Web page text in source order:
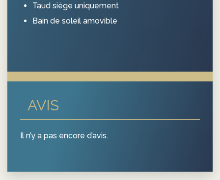
Taud siège uniquement
Bain de soleil amovible
AVIS
Il n’y a pas encore d’avis.